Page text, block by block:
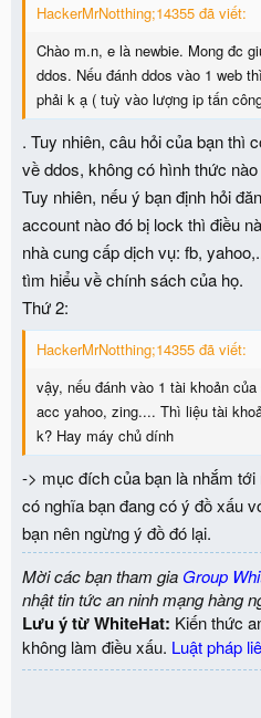
HackerMrNotthing;14355 đã viết:
Chào m.n, e là newbie. Mong đc
ddos. Nếu đánh ddos vào 1 web
phải k ạ ( tuỳ vào lượng ip tấn
. Tuy nhiên, câu hỏi của bạn thì
về ddos, không có hình thức
Tuy nhiên, nếu ý bạn định hỏi
account nào đó bị lock thì điều
nhà cung cấp dịch vụ: fb,
tìm hiểu về chính sách của họ.
Thứ 2:
HackerMrNotthing;14355 đã viết:
vậy, nếu đánh vào 1 tài khoản
acc yahoo, zing.... Thì liệu tài
k? Hay máy chủ dính
-> mục đích của bạn là nhắm
có nghĩa bạn đang có ý đồ xấu
bạn nên ngừng ý đồ đó lại.
Mời các bạn tham gia Group
nhật tin tức an ninh mạng hàng
Lưu ý từ WhiteHat: Kiến thức
không làm điều xấu. Luật pháp